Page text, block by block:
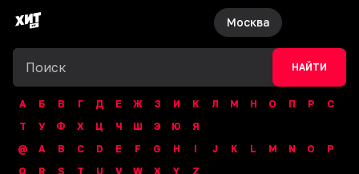
Москва
НАЙТИ
А Б В Г Д Е Ж З И К Л М Н О П Р
С
Т
У Ф Х Ц Ч Ш Э Ю
Я
@
A B C D E F G H I J K L M N O
P
Q
R S T U V W X Y Z